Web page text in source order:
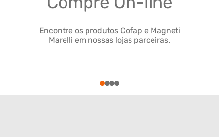
Encontre os produtos Cofap e Magneti
Marelli em nossas lojas parceiras.
1234